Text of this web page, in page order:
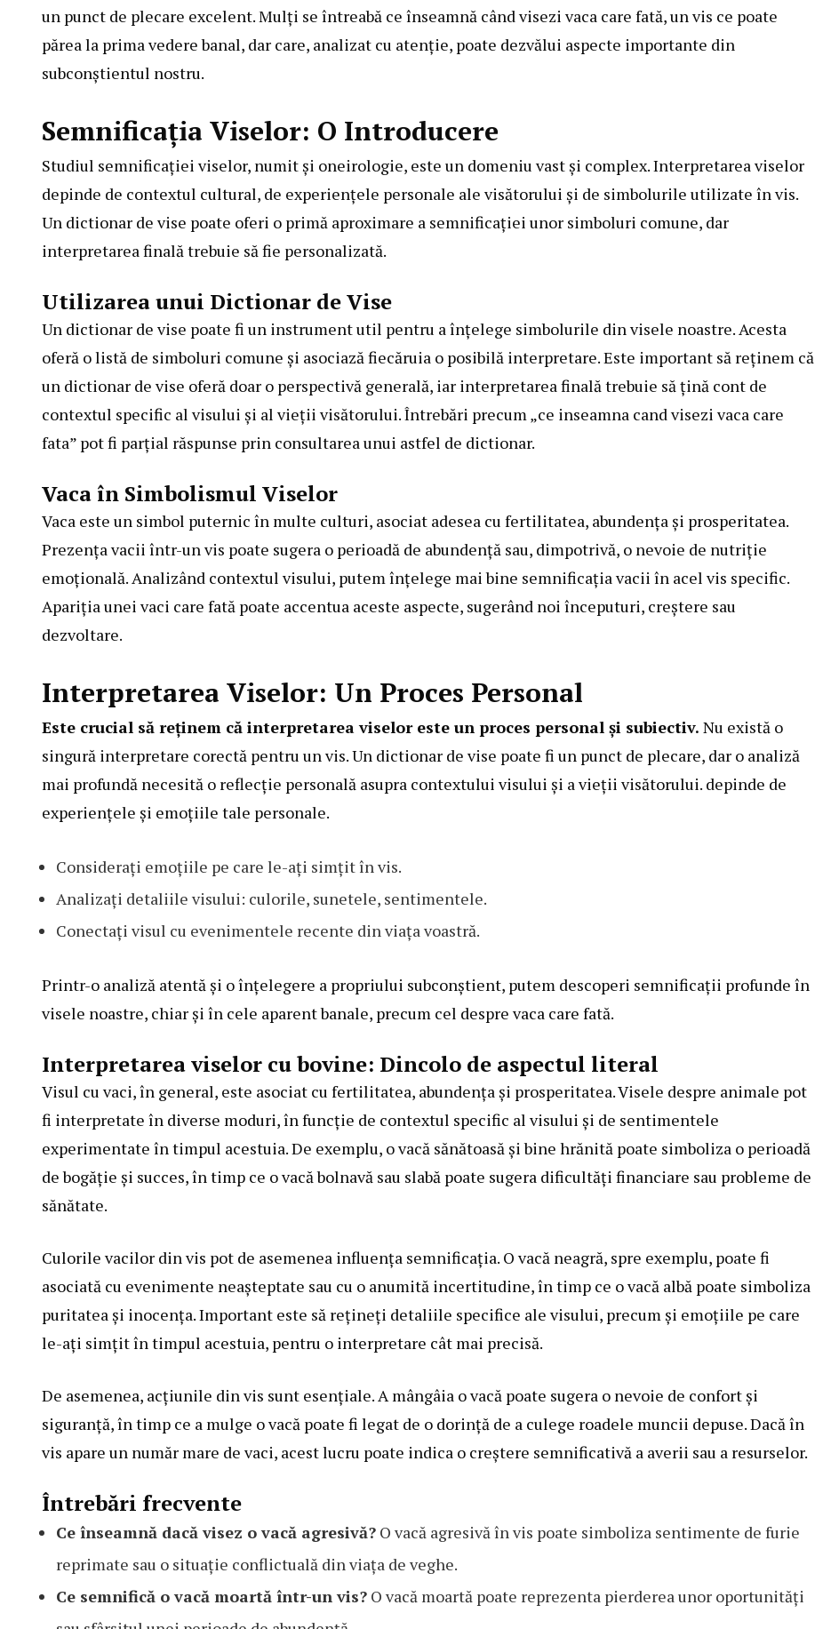
un punct de plecare excelent. Mulți se întreabă ce înseamnă când visezi vaca care fată, un vis ce poate
părea la prima vedere banal, dar care, analizat cu atenție, poate dezvălui aspecte importante din
subconștientul nostru.
Semnificația Viselor: O Introducere
Studiul semnificației viselor, numit și oneirologie, este un domeniu vast și complex. Interpretarea viselor
depinde de contextul cultural, de experiențele personale ale visătorului și de simbolurile utilizate în vis.
Un dictionar de vise poate oferi o primă aproximare a semnificației unor simboluri comune, dar
interpretarea finală trebuie să fie personalizată.
Utilizarea unui Dictionar de Vise
Un dictionar de vise poate fi un instrument util pentru a înțelege simbolurile din visele noastre. Acesta
oferă o listă de simboluri comune și asociază fiecăruia o posibilă interpretare. Este important să reținem că
un dictionar de vise oferă doar o perspectivă generală, iar interpretarea finală trebuie să țină cont de
contextul specific al visului și al vieții visătorului. Întrebări precum „ce inseamna cand visezi vaca care
fata” pot fi parțial răspunse prin consultarea unui astfel de dictionar.
Vaca în Simbolismul Viselor
Vaca este un simbol puternic în multe culturi, asociat adesea cu fertilitatea, abundența și prosperitatea.
Prezența vacii într-un vis poate sugera o perioadă de abundență sau, dimpotrivă, o nevoie de nutriție
emoțională. Analizând contextul visului, putem înțelege mai bine semnificația vacii în acel vis specific.
Apariția unei vaci care fată poate accentua aceste aspecte, sugerând noi începuturi, creștere sau
dezvoltare.
Interpretarea Viselor: Un Proces Personal
Este crucial să reținem că interpretarea viselor este un proces personal și subiectiv. Nu există o
singură interpretare corectă pentru un vis. Un dictionar de vise poate fi un punct de plecare, dar o analiză
mai profundă necesită o reflecție personală asupra contextului visului și a vieții visătorului. depinde de
experiențele și emoțiile tale personale.
Considerați emoțiile pe care le-ați simțit în vis.
Analizați detaliile visului: culorile, sunetele, sentimentele.
Conectați visul cu evenimentele recente din viața voastră.
Printr-o analiză atentă și o înțelegere a propriului subconștient, putem descoperi semnificații profunde în
visele noastre, chiar și în cele aparent banale, precum cel despre vaca care fată.
Interpretarea viselor cu bovine: Dincolo de aspectul literal
Visul cu vaci, în general, este asociat cu fertilitatea, abundența și prosperitatea. Visele despre animale pot
fi interpretate în diverse moduri, în funcție de contextul specific al visului și de sentimentele
experimentate în timpul acestuia. De exemplu, o vacă sănătoasă și bine hrănită poate simboliza o perioadă
de bogăție și succes, în timp ce o vacă bolnavă sau slabă poate sugera dificultăți financiare sau probleme de
sănătate.
Culorile vacilor din vis pot de asemenea influența semnificația. O vacă neagră, spre exemplu, poate fi
asociată cu evenimente neașteptate sau cu o anumită incertitudine, în timp ce o vacă albă poate simboliza
puritatea și inocența. Important este să rețineți detaliile specifice ale visului, precum și emoțiile pe care
le-ați simțit în timpul acestuia, pentru o interpretare cât mai precisă.
De asemenea, acțiunile din vis sunt esențiale. A mângâia o vacă poate sugera o nevoie de confort și
siguranță, în timp ce a mulge o vacă poate fi legat de o dorință de a culege roadele muncii depuse. Dacă în
vis apare un număr mare de vaci, acest lucru poate indica o creștere semnificativă a averii sau a resurselor.
Întrebări frecvente
Ce înseamnă dacă visez o vacă agresivă? O vacă agresivă în vis poate simboliza sentimente de furie
reprimate sau o situație conflictuală din viața de veghe.
Ce semnifică o vacă moartă într-un vis? O vacă moartă poate reprezenta pierderea unor oportunități